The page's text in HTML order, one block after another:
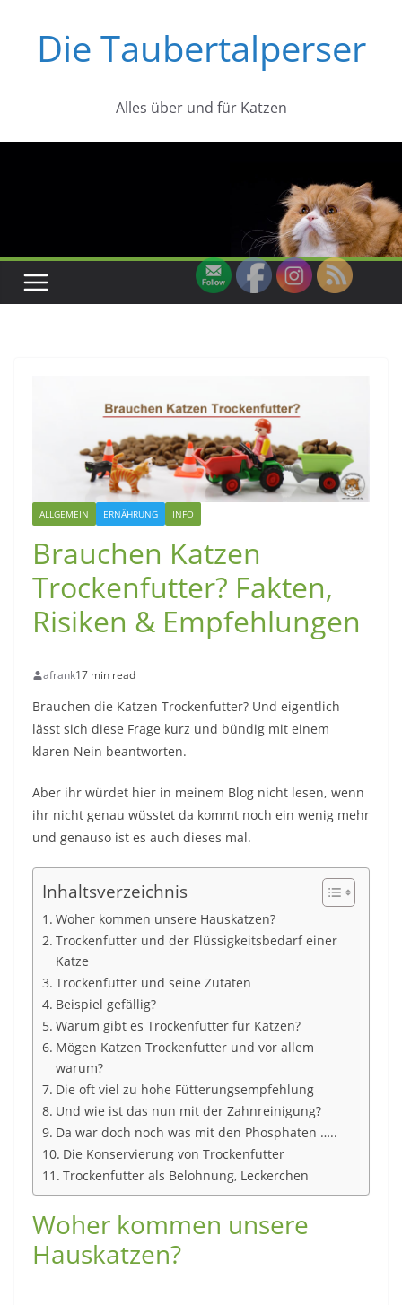
springenDie Taubertalperser
Alles über und für Katzen
ALLGEMEIN ERNÄHRUNG INFO
Brauchen Katzen
Trockenfutter? Fakten,
Risiken & Empfehlungen
afrank17 min read
Brauchen die Katzen Trockenfutter? Und eigentlich
lässt sich diese Frage kurz und bündig mit einem
klaren Nein beantworten.
Aber ihr würdet hier in meinem Blog nicht lesen, wenn
ihr nicht genau wüsstet da kommt noch ein wenig mehr
und genauso ist es auch dieses mal.
Inhaltsverzeichnis
Woher kommen unsere Hauskatzen?
Trockenfutter und der Flüssigkeitsbedarf einer
Katze
Trockenfutter und seine Zutaten
Beispiel gefällig?
Warum gibt es Trockenfutter für Katzen?
Mögen Katzen Trockenfutter und vor allem
warum?
Die oft viel zu hohe Fütterungsempfehlung
Und wie ist das nun mit der Zahnreinigung?
Da war doch noch was mit den Phosphaten …..
Die Konservierung von Trockenfutter
Trockenfutter als Belohnung, Leckerchen
Woher kommen unsere
Hauskatzen?